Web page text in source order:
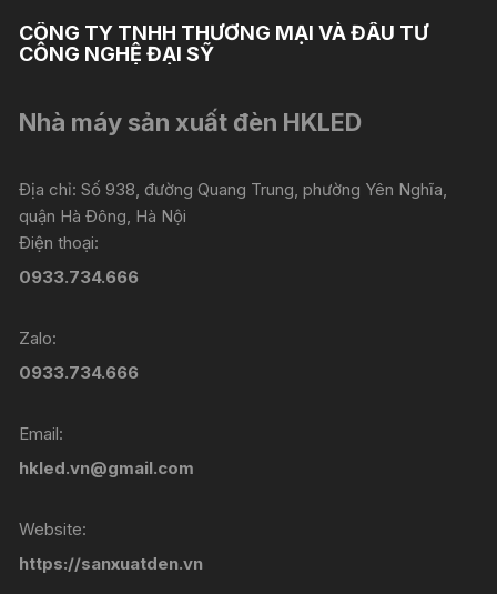
CÔNG TY TNHH THƯƠNG MẠI VÀ ĐẦU TƯ
CÔNG NGHỆ ĐẠI SỸ
Nhà máy sản xuất đèn HKLED
Địa chỉ: Số 938, đường Quang Trung, phường Yên Nghĩa,
quận Hà Đông, Hà Nội
Điện thoại:
0933.734.666
Zalo:
0933.734.666
Email:
hkled.vn@gmail.com
Website:
https://sanxuatden.vn